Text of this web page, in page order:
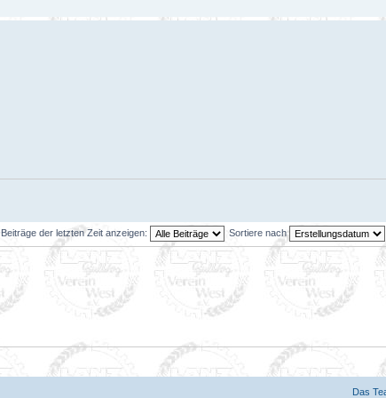
Beiträge der letzten Zeit anzeigen: Sortiere nach
Das